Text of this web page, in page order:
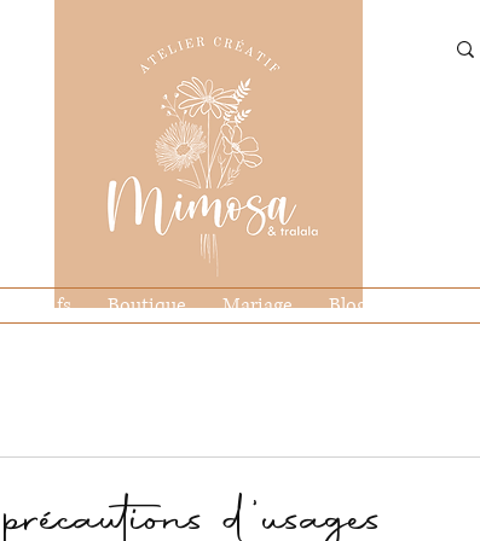
créatifs Boutique Mariage Blog
d'usages